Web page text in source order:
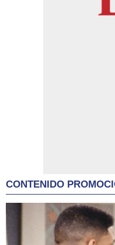
CONTENIDO